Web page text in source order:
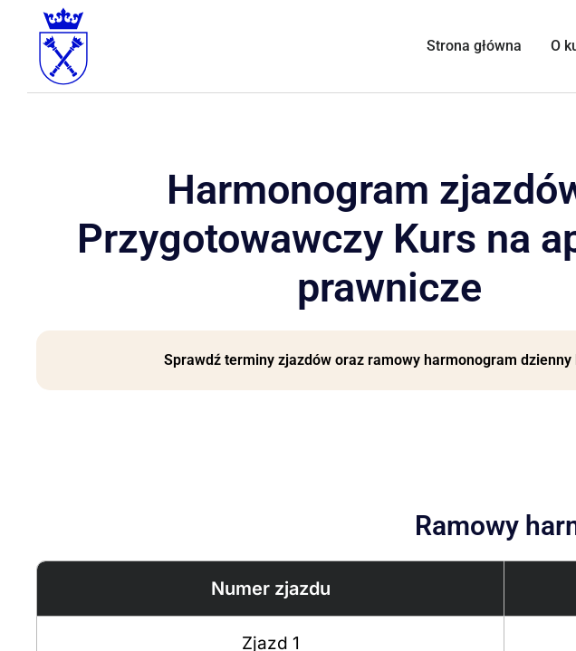
Strona główna O
Harmonogram
Przygotowawczy Kurs na
prawnicze
Sprawdź terminy zjazdów oraz ramowy harmonogram dzienny
Ramowy
Numer zjazdu
Zjazd 1